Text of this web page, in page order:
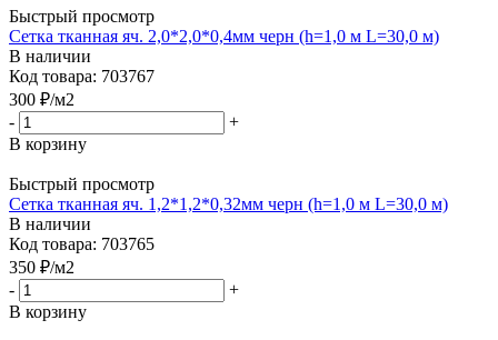
Быстрый просмотр
Сетка тканная яч. 2,0*2,0*0,4мм черн (h=1,0 м L=30,0 м)
В наличии
Код товара: 703767
300 ₽/м2
-
+
В корзину
Быстрый просмотр
Сетка тканная яч. 1,2*1,2*0,32мм черн (h=1,0 м L=30,0 м)
В наличии
Код товара: 703765
350 ₽/м2
-
+
В корзину